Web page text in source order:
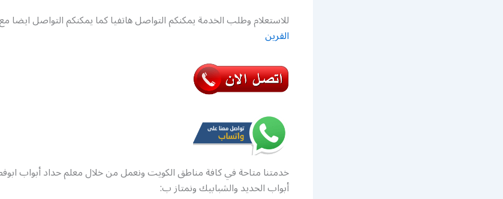
للاستعلام وطلب الخدمة يمكنكم التواصل هاتفيا كما يمكنكم التواصل ايضا
القرين
خدمتنا متاحة في كافة مناطق الكويت ونعمل من خلال معلم حداد أبواب
أبواب الحديد والشبابيك ونمتاز ب: